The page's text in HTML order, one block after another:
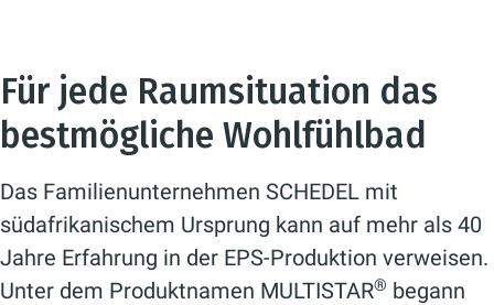
Für jede Raumsituation das
bestmögliche Wohlfühlbad
Das Familienunternehmen SCHEDEL mit
südafrikanischem Ursprung kann auf mehr als 40
Jahre Erfahrung in der EPS-Produktion verweisen.
Unter dem Produktnamen MULTISTAR® begann